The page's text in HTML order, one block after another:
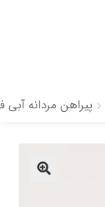
پیراهن مردانه آبی